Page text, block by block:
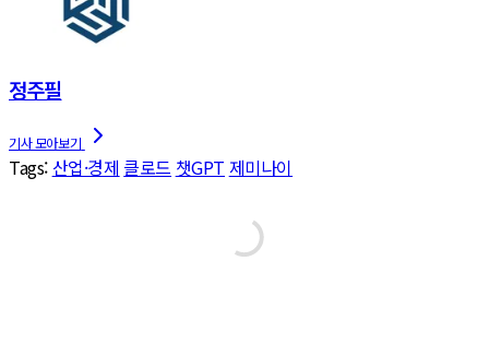
정주필
Tags: 산업·경제 클로드 챗GPT 제미나이